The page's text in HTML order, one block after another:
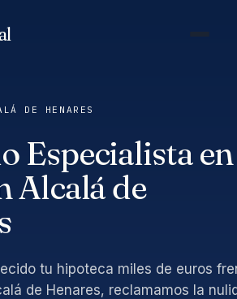
DE HENARES
Especialista en
Alcalá de
tu hipoteca miles de euros
de Henares, reclamamos la